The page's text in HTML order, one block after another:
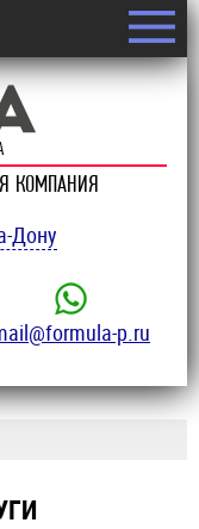
КОМПАНИЯ
Дону
p.ru